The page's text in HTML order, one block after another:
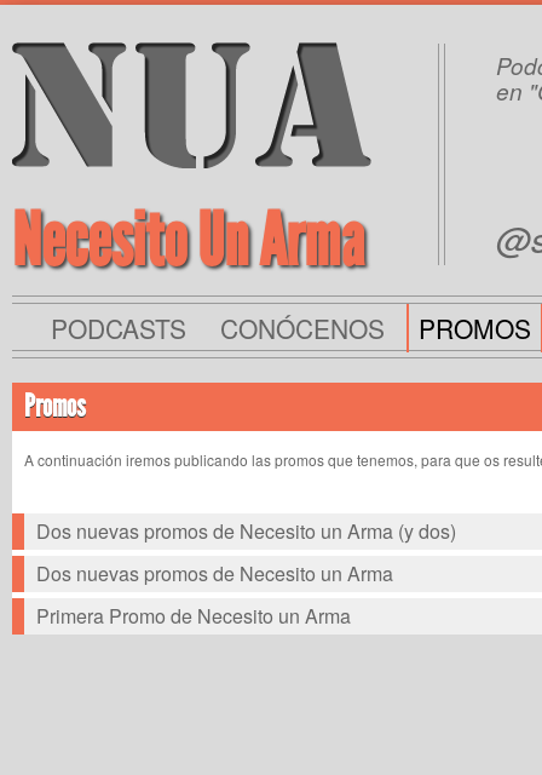
Necesito Un Arma
en
PODCASTS CONÓCENOS PROMOS
Promos
A continuación iremos publicando las promos que tenemos, para que os
Dos nuevas promos de Necesito un Arma (y dos)
Dos nuevas promos de Necesito un Arma
Primera Promo de Necesito un Arma